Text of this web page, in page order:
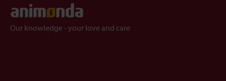
Our knowledge - your love and care